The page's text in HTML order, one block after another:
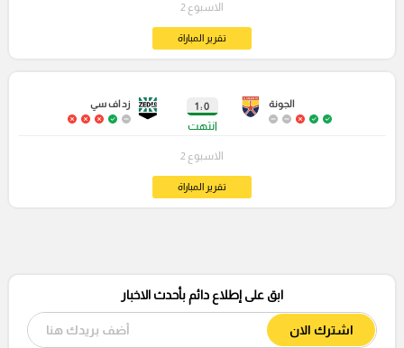
الاسبوع 2
تقرير المباراة
الجونة 0 : 1
انتهت
زد اف سي
الاسبوع 2
تقرير المباراة
ابق على إطلاع دائم بأحدث الاخبار
اشترك الان